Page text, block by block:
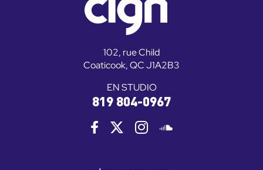
102, rue Child
Coaticook, QC J1A2B3
EN STUDIO
819 804-0967